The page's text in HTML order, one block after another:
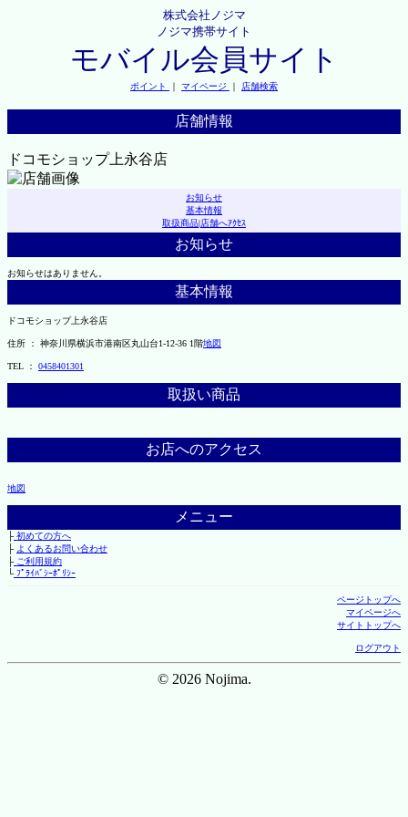
株式会社ノジマ
ノジマ携帯サイト
モバイル会員サイト
ポイント ｜ マイページ ｜ 店舗検索
店舗情報
ドコモショップ上永谷店
お知らせ
基本情報
取扱商品|店舗へｱｸｾｽ
お知らせ
お知らせはありません。
基本情報
ドコモショップ上永谷店
住所 ： 神奈川県横浜市港南区丸山台1-12-36 1階地図
TEL ： 0458401301
取扱い商品
お店へのアクセス
地図
メニュー
├初めての方へ
├ よくあるお問い合わせ
├ご利用規約
└ﾌﾟﾗｲﾊﾞｼｰﾎﾟﾘｼｰ
ページトップへ
マイページへ
サイトトップへ
ログアウト
© 2026 Nojima.